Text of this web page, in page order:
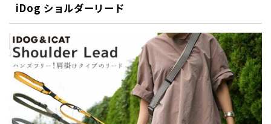
iDog ショルダーリード